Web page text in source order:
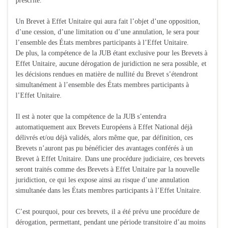
Un Brevet à Effet Unitaire qui aura fait l’objet d’une opposition,
d’une cession, d’une limitation ou d’une annulation, le sera pour
l’ensemble des États membres participants à l’Effet Unitaire.
De plus, la compétence de la JUB étant exclusive pour les Brevets à
Effet Unitaire, aucune dérogation de juridiction ne sera possible, et
les décisions rendues en matière de nullité du Brevet s’étendront
simultanément à l’ensemble des États membres participants à
l’Effet Unitaire.
Il est à noter que la compétence de la JUB s’entendra
automatiquement aux Brevets Européens à Effet National déjà
délivrés et/ou déjà validés, alors même que, par définition, ces
Brevets n’auront pas pu bénéficier des avantages conférés à un
Brevet à Effet Unitaire. Dans une procédure judiciaire, ces brevets
seront traités comme des Brevets à Effet Unitaire par la nouvelle
juridiction, ce qui les expose ainsi au risque d’une annulation
simultanée dans les États membres participants à l’Effet Unitaire.
C’est pourquoi, pour ces brevets, il a été prévu une procédure de
dérogation, permettant, pendant une période transitoire d’au moins